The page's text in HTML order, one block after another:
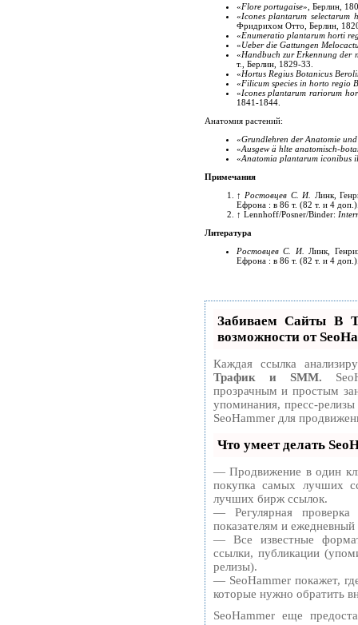
«Flore portugaise», Берлин,
«Icones plantarum
Фридрихом Отто, Берлин,
«Enumeratio plantarum horti
«Ueber die Gattungen
«Handbuch zur Erkennung der
т., Берлин, 1829-33.
«Hortus Regius Botanicus
«Filicum species in horto regio
«Icones plantarum rariorum
1841-1844.
Анатомия растений:
«Grundlehren der Anatomie
«Ausgew ä hlte anatomisch-
«Anatomia plantarum iconibus
Примечания
↑ Ростовцев С. И. Линк,
Ефрона : в 86 т. (82 т. и 4
↑ Lennhoff/Posner/Binder:
Литература
Ростовцев С. И. Линк,
Ефрона : в 86 т. (82 т. и 4
Забиваем Сайты
возможности от
Каждая ссылка
Трафик и SMM.
прозрачным и простым
упоминания, пресс-
SeoHammer для
Что умеет делать
— Продвижение в один
покупка самых лучших
лучших бирж ссылок.
— Регулярная
показателям и ежедневный
— Все известные
ссылки, публикации
релизы).
— SeoHammer покажет,
которые нужно обратить
SeoHammer еще